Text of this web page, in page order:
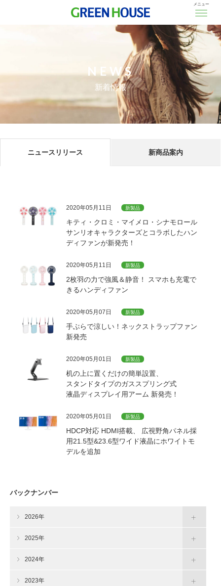
メニュー
NEWS
新着情報
ニュースリリース 新商品案内
2020年05月11日 新製品
キティ・クロミ・マイメロ・シナモロール
サンリオキャラクターズとコラボしたハン
ディファンが新発売！
2020年05月11日 新製品
2枚羽の力で強風＆静音！ スマホも充電で
きるハンディファン
2020年05月07日 新製品
手ぶらで涼しい！ネックストラップファン
新発売
2020年05月01日 新製品
机の上に置くだけの簡単設置、
スタンドタイプのガススプリング式
液晶ディスプレイ用アーム 新発売！
2020年05月01日 新製品
HDCP対応 HDMI搭載、 広視野角パネル採
用21.5型&23.6型ワイド液晶にホワイトモ
デルを追加
バックナンバー
2026年
2025年
2024年
2023年